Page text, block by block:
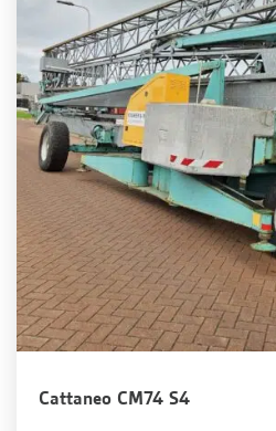
Cattaneo CM74 S4